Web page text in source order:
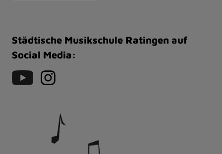
Städtische Musikschule Ratingen auf
Social Media: